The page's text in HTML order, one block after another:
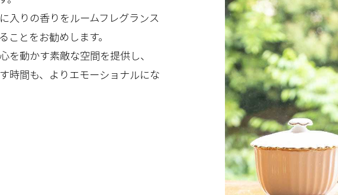
入りの香りをルームフレグランス
ことをお勧めします。
を動かす素敵な空間を提供し、
時間も、よりエモーショナルにな